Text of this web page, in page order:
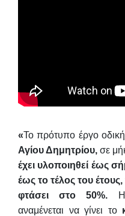
«Το πρότυπο έργο
Αγίου Δημητρίου, σε
έχει υλοποιηθεί έως
έως το τέλος του έτους,
φτάσει στο 50%.
αναμένεται να γίνει το